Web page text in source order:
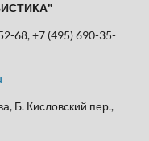
68, +7 (495) 690-35-
Б. Кисловский пер.,